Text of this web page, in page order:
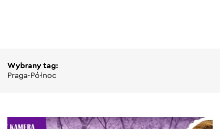
Wybrany tag:
Praga-Północ